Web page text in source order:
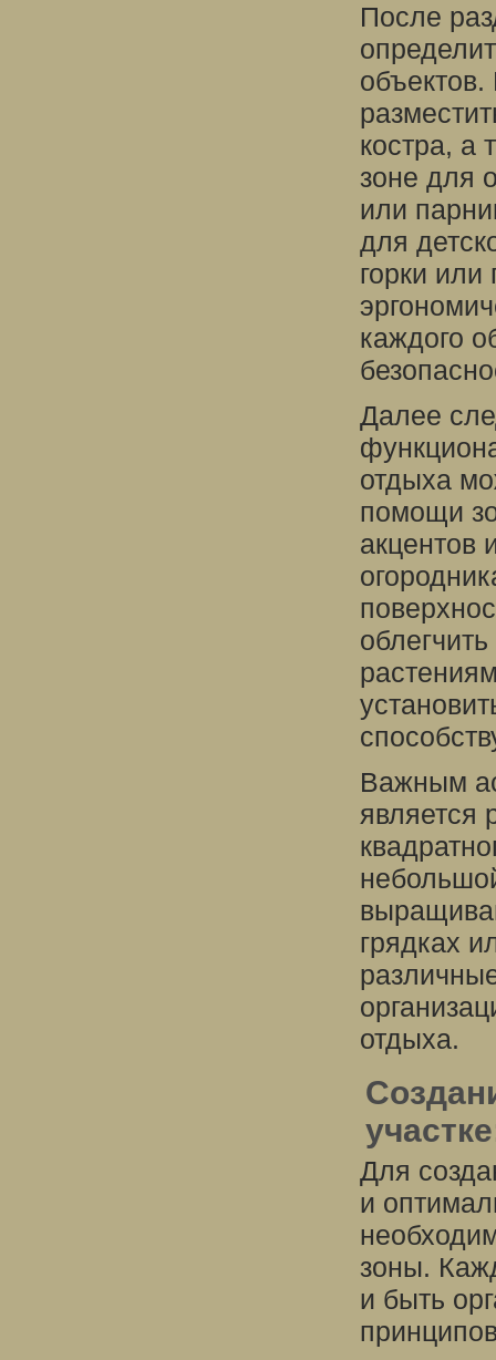
После
костра, а
зоне для
или
для
горки или
каждого
Далее
отдыха
помощи
акцентов
Важным
является
грядках
отдыха.
Для
и
зоны.
и быть